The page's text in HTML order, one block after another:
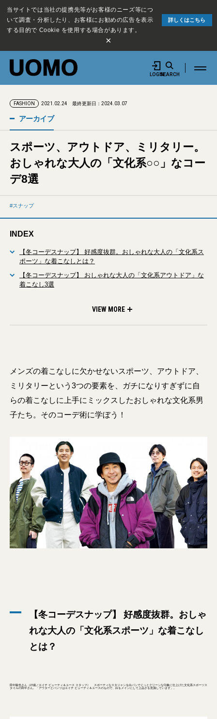
当サイトでは当社の提携先等がお客様のニーズ等につ
いて調査・分析したり、お客様にお勧めの広告を表示
する目的で Cookie を使用する場合があります。
詳しくはこちら
×
LOGINSEARCH
FASHION 2021.02.24 最終更新日：2024.03.07
アーカイブ
スポーツ、アウトドア、ミリタリー。
おしゃれな大人の「文化系○○」なコー
デ8選
スナップ
INDEX
【冬コーデスナップ】 好感度抜群。おしゃれな大人の「文化系ス
ポーツ」な着こなしとは？
【冬コーデスナップ】 おしゃれな大人の「文化系アウトドア」な
着こなし3選
VIEW MORE
メンズの着こなしに欠かせないスポーツ、アウトドア、
ミリタリーという3つの要素を、ガチになりすぎずに自
らの着こなしに上手にミックスしたおしゃれな文化系男
子たち。そのコーデ術に学ぼう！
【冬コーデスナップ】 好感度抜群。おしゃ
れな大人の「文化系スポーツ」な着こなし
とは？
田中駿也さん（27歳／エイチ ビューティ＆ユース スタッフ） スポーティなスタジャンを白パンでぐっとクリーンな印象に仕上げた文化系スポーツス
タイルの田中さん。「アウターとパンツはエイチ ビューティ＆ユースのもので、白をメインにして上品さを意識しています」。